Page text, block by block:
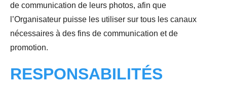
de communication de leurs photos, afin que
l’Organisateur puisse les utiliser sur tous les canaux
nécessaires à des fins de communication et de
promotion.
RESPONSABILITÉS